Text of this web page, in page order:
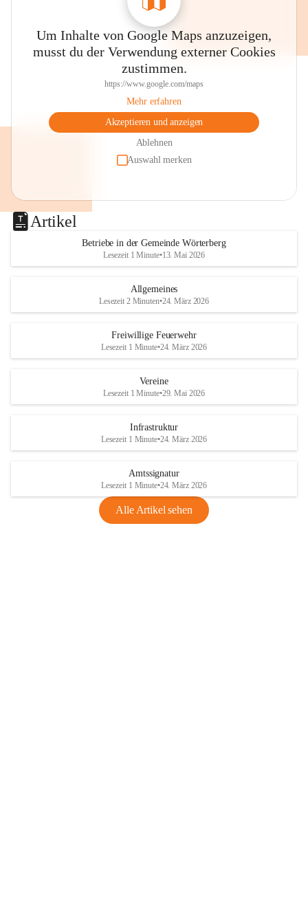
Um Inhalte von Google Maps anzuzeigen,
musst du der Verwendung externer Cookies
zustimmen.
https://www.google.com/maps
Mehr erfahren
Akzeptieren und anzeigen
Ablehnen
Auswahl merken
Artikel
Betriebe in der Gemeinde Wörterberg
Lesezeit 1 Minute•13. Mai 2026
Allgemeines
Lesezeit 2 Minuten•24. März 2026
Freiwillige Feuerwehr
Lesezeit 1 Minute•24. März 2026
Vereine
Lesezeit 1 Minute•29. Mai 2026
Infrastruktur
Lesezeit 1 Minute•24. März 2026
Amtssignatur
Lesezeit 1 Minute•24. März 2026
Alle Artikel sehen